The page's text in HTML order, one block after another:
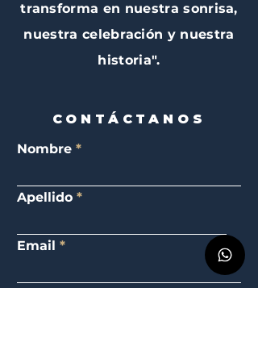
transforma en nuestra sonrisa,
nuestra celebración y nuestra
historia".
CONTÁCTANOS
Nombre
Apellido
Email